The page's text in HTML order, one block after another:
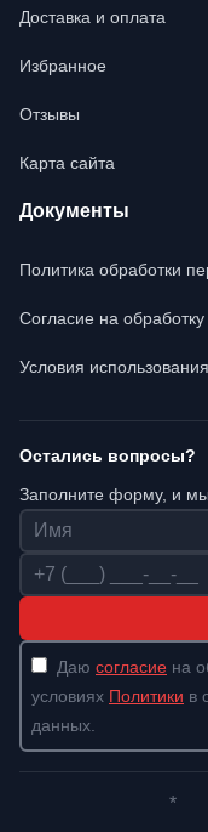
Доставка и оплата
Избранное
Отзывы
Карта сайта
Документы
Политика обработки
Согласие на
Условия
Остались вопросы?
Заполните форму, и
Имя
Телефон
Даю согласие на
условиях Политики в
данных.
*